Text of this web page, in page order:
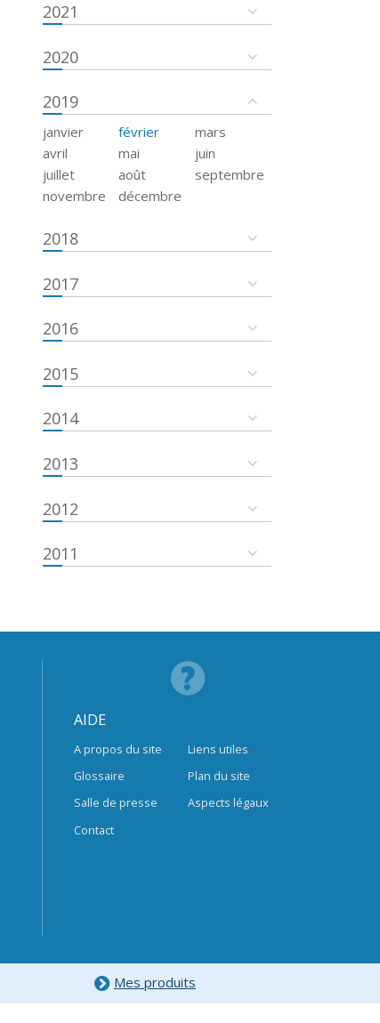
2021
2020
2019
janvier février
mars
avril
mai
juin
juillet
août
septembre
novembre
décembre
2018
2017
2016
2015
2014
2013
2012
2011
AIDE
A propos du site
Glossaire
Salle de presse
Contact
Liens utiles
Plan du site
Aspects légaux
Mes produits